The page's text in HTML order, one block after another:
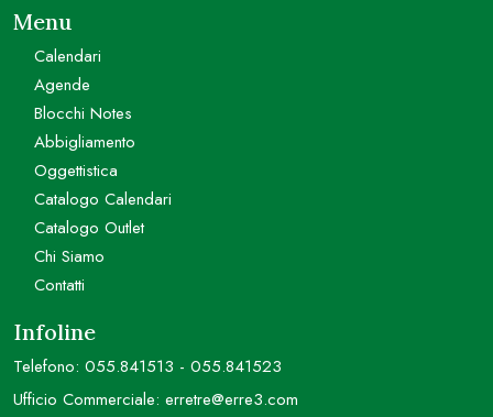
Menu
Calendari
Agende
Blocchi Notes
Abbigliamento
Oggettistica
Catalogo Calendari
Catalogo Outlet
Chi Siamo
Contatti
Infoline
Telefono: 055.841513 - 055.841523
Ufficio Commerciale: erretre@erre3.com